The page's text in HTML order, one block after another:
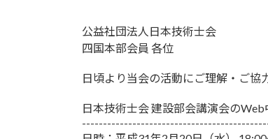
公益社団法人日本技術士会
四国本部会員 各位
日頃より当会の活動にご理解・ご協
日本技術士会 建設部会講演会のWeb